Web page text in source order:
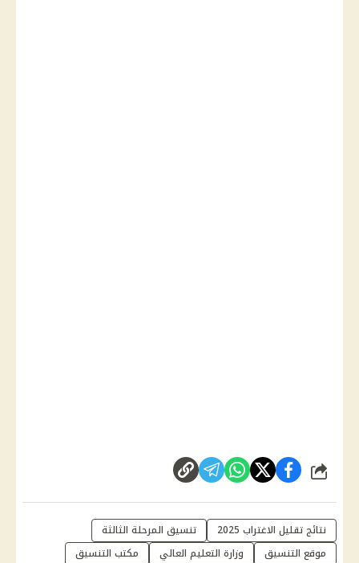
شارك
نتائج تقليل الاغتراب 2025
تنسيق المرحلة الثالثة
موقع التنسيق
وزارة التعليم العالي
مكتب التنسيق